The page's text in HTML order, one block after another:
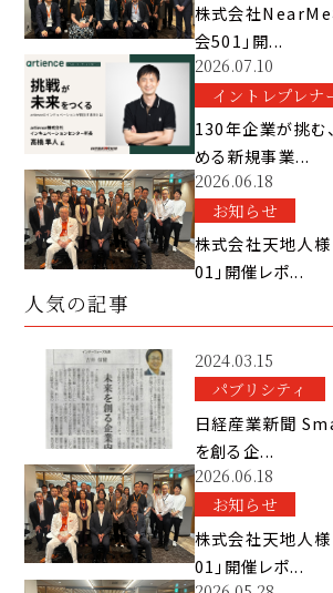
株式会社NearMe
会501」開...
2026.07.10
イントレプレナ
130年企業が挑む
める新規事業...
2026.06.18
お知らせ
株式会社天地人様
01」開催レポ...
人気の記事
2024.03.15
パブリシティ
日経産業新聞
を創る企...
2026.06.18
お知らせ
株式会社天地人様
01」開催レポ...